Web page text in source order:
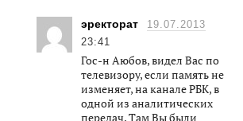
эректорат
19.07.2013
23:41
Гос-н Аюбов, видел Вас по
телевизору, если память не
изменяет, на канале РБК, в
одной из аналитических
передач. Там Вы были